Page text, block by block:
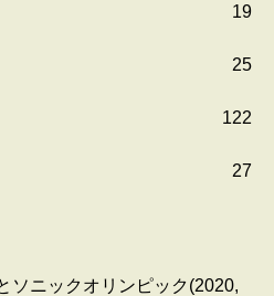
19
25
122
27
ソニックオリンピック(2020,